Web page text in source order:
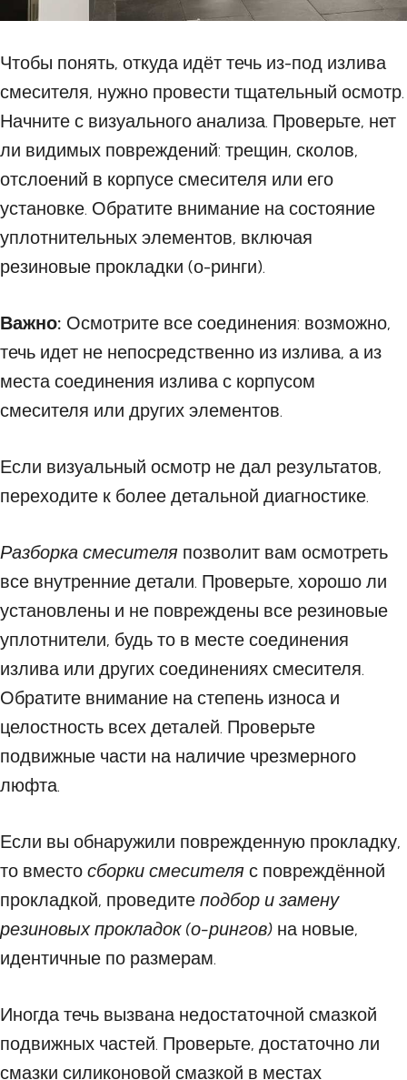
Чтобы понять, откуда идёт течь из-под излива
смесителя, нужно провести тщательный осмотр.
Начните с визуального анализа. Проверьте, нет
ли видимых повреждений: трещин, сколов,
отслоений в корпусе смесителя или его
установке. Обратите внимание на состояние
уплотнительных элементов, включая
резиновые прокладки (о-ринги).
Важно: Осмотрите все соединения: возможно,
течь идет не непосредственно из излива, а из
места соединения излива с корпусом
смесителя или других элементов.
Если визуальный осмотр не дал результатов,
переходите к более детальной диагностике.
Разборка смесителя позволит вам осмотреть
все внутренние детали. Проверьте, хорошо ли
установлены и не повреждены все резиновые
уплотнители, будь то в месте соединения
излива или других соединениях смесителя.
Обратите внимание на степень износа и
целостность всех деталей. Проверьте
подвижные части на наличие чрезмерного
люфта.
Если вы обнаружили поврежденную прокладку,
то вместо сборки смесителя с повреждённой
прокладкой, проведите подбор и замену
резиновых прокладок (о-рингов) на новые,
идентичные по размерам.
Иногда течь вызвана недостаточной смазкой
подвижных частей. Проверьте, достаточно ли
смазки силиконовой смазкой в местах